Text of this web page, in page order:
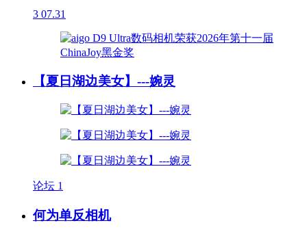
3 07.31
【夏日湖边美女】---婉灵
论坛 1
何为单反相机